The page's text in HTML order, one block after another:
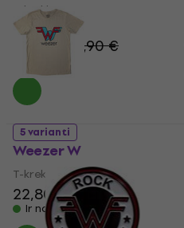
T-krekls
14,60 € 14,90 €
5 varianti
Weezer W
T-krekls
22,80 €
Ir noliktavā